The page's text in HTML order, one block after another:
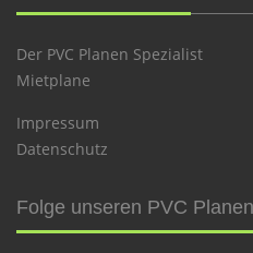
Der PVC Planen Spezialist
Mietplane
Impressum
Datenschutz
Folge unseren PVC